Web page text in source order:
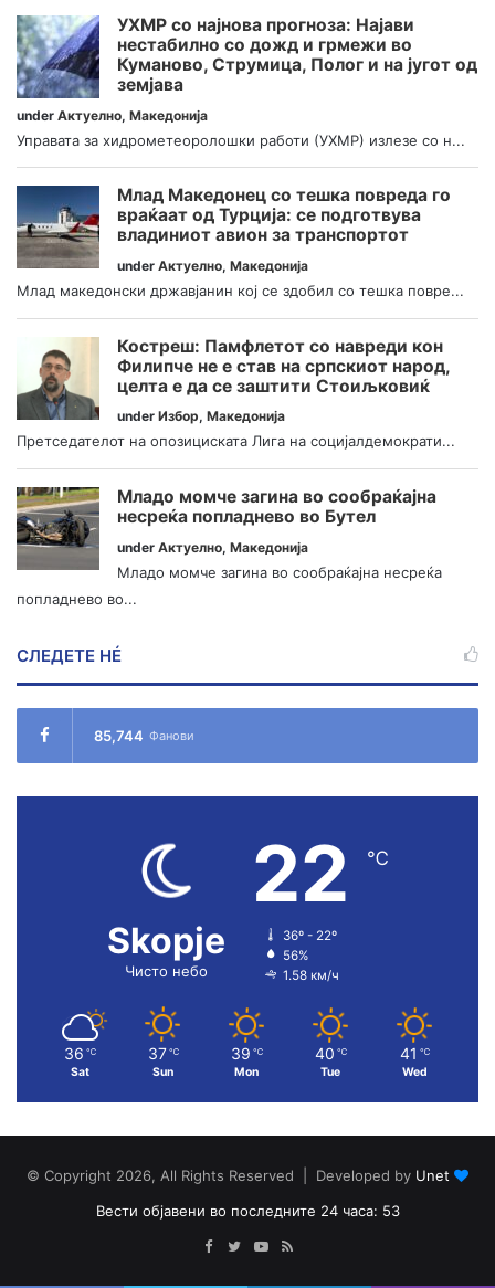
УХМР со најнова прогноза: Најави
нестабилно со дожд и грмежи во
Куманово, Струмица, Полог и на југот од
земјава
under Актуелно, Македонија
Управата за хидрометеоролошки работи (УХМР) излезе со н...
Млад Македонец со тешка повреда го
враќаат од Турција: се подготвува
владиниот авион за транспортот
under Актуелно, Македонија
Млад македонски државјанин кој се здобил со тешка повре...
Костреш: Памфлетот со навреди кон
Филипче не е став на српскиот народ,
целта е да се заштити Стоиљковиќ
under Избор, Македонија
Претседателот на опозициската Лига на социјалдемократи...
Младо момче загина во сообраќајна
несреќа попладнево во Бутел
under Актуелно, Македонија
Младо момче загина во сообраќајна несреќа
попладнево во...
СЛЕДЕТЕ НÉ
85,744 Фанови
Skopje
Чисто небо
22 ℃
36º - 22º
56%
1.58 км/ч
36 ℃
Sat
37 ℃
Sun
39 ℃
Mon
40 ℃
Tue
41 ℃
Wed
© Copyright 2026, All Rights Reserved | Developed by Unet
Вести објавени во последните 24 часа: 53
Facebook
TwitterYouTube
RSS